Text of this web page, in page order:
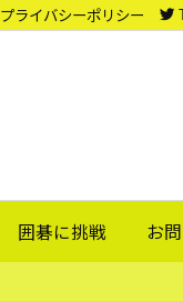
囲碁に挑戦 お
プライバシーポリシー